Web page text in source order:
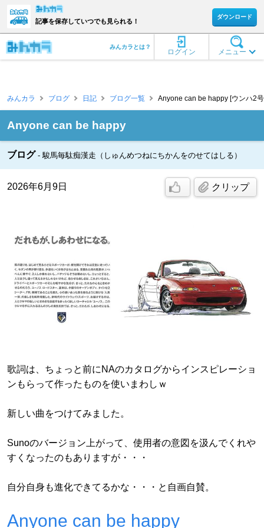
記事を保存していつでも見られる！
ダウンロード
メニュー
ログイン
みんカラとは？
みんカラ ブログ 日記 ブログ一覧 Anyone can be happy [ウンハ2
Anyone can be happy
ブログ 駿馬毎駄痴漢走（しゅんめつねにちかんをのせてはしる）
2026年6月9日 クリップ
歌詞は、ちょっと前にNAのカタログからインスピレーショ
ンもらって作ったものを使いまわしｗ
新しい曲をつけてみました。
Sunoのバージョン上がって、使用者の意図を汲んでくれや
すくなったのもありますが・・・
自分自身も進化できてるかな・・・と自画自賛。
Anyone can be happy